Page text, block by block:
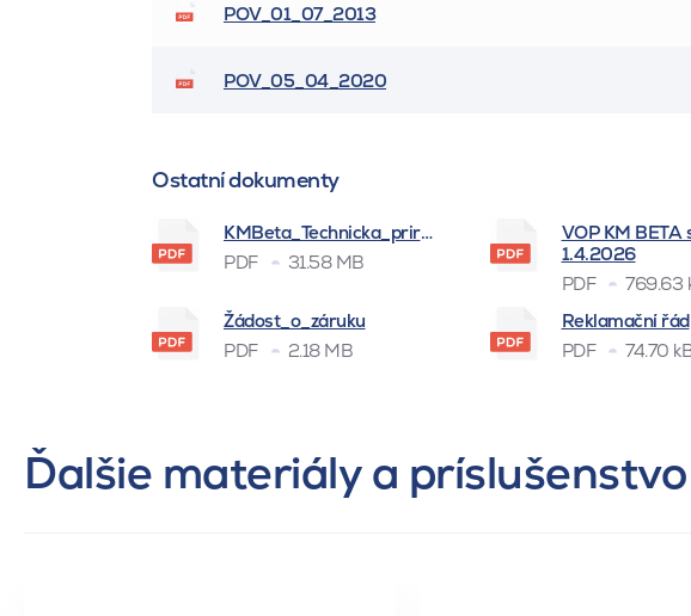
POV_01_07_2013
POV_05_04_2020
Ostatní dokumenty
KMBeta_Technicka_prirucka_BSK_
PDF
31.58 MB
VOP KM BETA
1.4.2026
PDF
769.63
Žádost_o_záruku
PDF
2.18 MB
Reklamační řád
PDF
74.70
Ďalšie materiály a príslušenstvo